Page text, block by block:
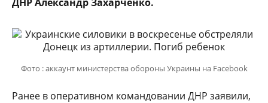
Фото : аккаунт министерства обороны Украины на Facebook
Ранее в оперативном командовании ДНР заявили,